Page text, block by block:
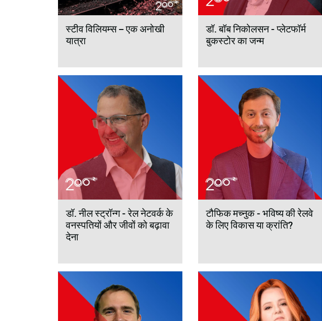
स्टीव विलियम्स – एक अनोखी
यात्रा
डॉ. बॉब निकोलसन - प्लेटफॉर्म
बुकस्टोर का जन्म
डॉ. नील स्ट्रॉन्ग - रेल नेटवर्क के
वनस्पतियों और जीवों को बढ़ावा
देना
टौफिक मच्नुक - भविष्य की रेलवे
के लिए विकास या क्रांति?